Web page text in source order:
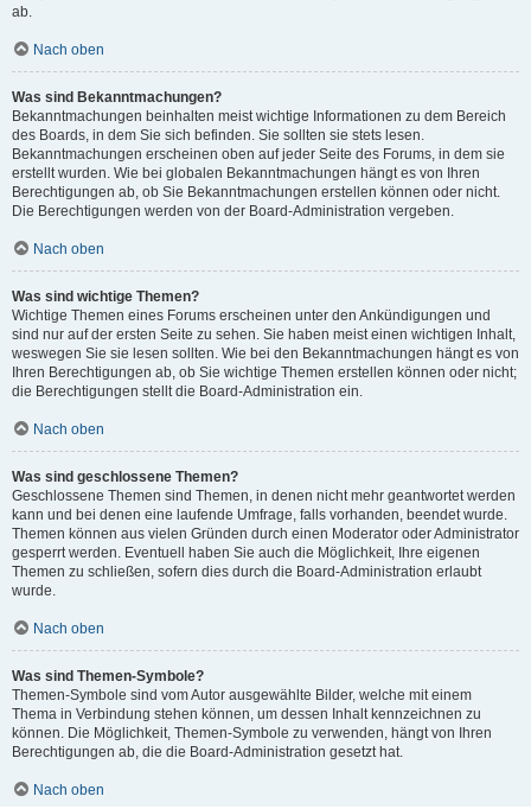
ab.
Nach oben
Was sind Bekanntmachungen?
Bekanntmachungen beinhalten meist wichtige Informationen zu dem Bereich
des Boards, in dem Sie sich befinden. Sie sollten sie stets lesen.
Bekanntmachungen erscheinen oben auf jeder Seite des Forums, in dem sie
erstellt wurden. Wie bei globalen Bekanntmachungen hängt es von Ihren
Berechtigungen ab, ob Sie Bekanntmachungen erstellen können oder nicht.
Die Berechtigungen werden von der Board-Administration vergeben.
Nach oben
Was sind wichtige Themen?
Wichtige Themen eines Forums erscheinen unter den Ankündigungen und
sind nur auf der ersten Seite zu sehen. Sie haben meist einen wichtigen Inhalt,
weswegen Sie sie lesen sollten. Wie bei den Bekanntmachungen hängt es von
Ihren Berechtigungen ab, ob Sie wichtige Themen erstellen können oder nicht;
die Berechtigungen stellt die Board-Administration ein.
Nach oben
Was sind geschlossene Themen?
Geschlossene Themen sind Themen, in denen nicht mehr geantwortet werden
kann und bei denen eine laufende Umfrage, falls vorhanden, beendet wurde.
Themen können aus vielen Gründen durch einen Moderator oder Administrator
gesperrt werden. Eventuell haben Sie auch die Möglichkeit, Ihre eigenen
Themen zu schließen, sofern dies durch die Board-Administration erlaubt
wurde.
Nach oben
Was sind Themen-Symbole?
Themen-Symbole sind vom Autor ausgewählte Bilder, welche mit einem
Thema in Verbindung stehen können, um dessen Inhalt kennzeichnen zu
können. Die Möglichkeit, Themen-Symbole zu verwenden, hängt von Ihren
Berechtigungen ab, die die Board-Administration gesetzt hat.
Nach oben